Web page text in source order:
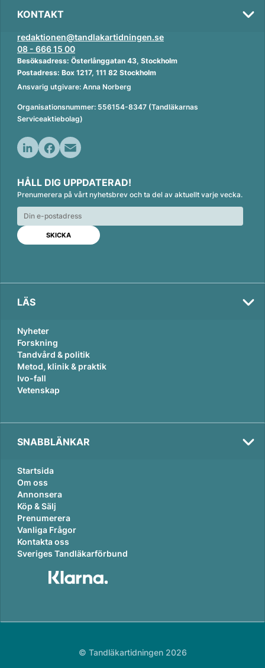
KONTAKT
redaktionen@tandlakartidningen.se
08 - 666 15 00
Besöksadress: Österlånggatan 43, Stockholm
Postadress: Box 1217, 111 82 Stockholm
Ansvarig utgivare: Anna Norberg
Organisationsnummer: 556154-8347 (Tandläkarnas
Serviceaktiebolag)
n
k
e
d
n
c
e
b
o
o
k
a
i
l
HÅLL DIG UPPDATERAD!
Prenumerera på vårt nyhetsbrev och ta del av aktuellt varje vecka.
LÄS
Nyheter
Forskning
Tandvård & politik
Metod, klinik & praktik
Ivo-fall
Vetenskap
SNABBLÄNKAR
Startsida
Om oss
Annonsera
Köp & Sälj
Prenumerera
Vanliga Frågor
Kontakta oss
Sveriges Tandläkarförbund
© Tandläkartidningen 2026